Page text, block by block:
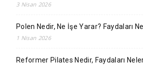
3 Nisan 2026
Polen Nedir, Ne İşe Yarar? Faydaları
1 Nisan 2026
Reformer Pilates Nedir, Faydaları